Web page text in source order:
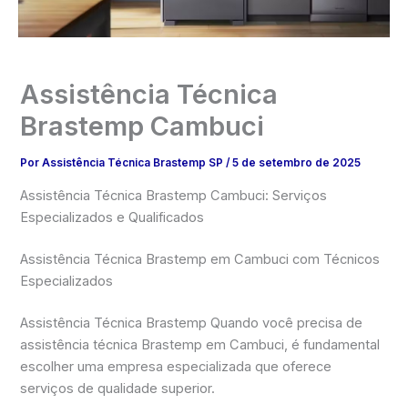
Assistência Técnica
Brastemp Cambuci
PorAssistência Técnica Brastemp SP/5 de setembro de 2025
Assistência Técnica Brastemp Cambuci: Serviços
Especializados e Qualificados
Assistência Técnica Brastemp em Cambuci com Técnicos
Especializados
Assistência Técnica Brastemp Quando você precisa de
assistência técnica Brastemp em Cambuci, é fundamental
escolher uma empresa especializada que oferece
serviços de qualidade superior.